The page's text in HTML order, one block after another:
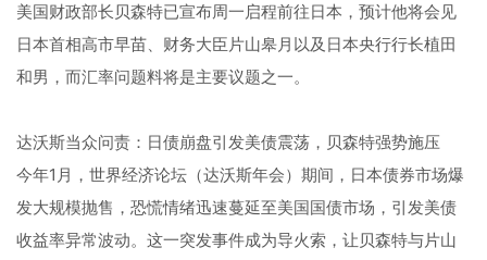
美国财政部长贝森特已宣布周一启程前往日本，预计他将会见
日本首相高市早苗、财务大臣片山皋月以及日本央行行长植田
和男，而汇率问题料将是主要议题之一。
达沃斯当众问责：日债崩盘引发美债震荡，贝森特强势施压
今年1月，世界经济论坛（达沃斯年会）期间，日本债券市场爆
发大规模抛售，恐慌情绪迅速蔓延至美国国债市场，引发美债
收益率异常波动。这一突发事件成为导火索，让贝森特与片山